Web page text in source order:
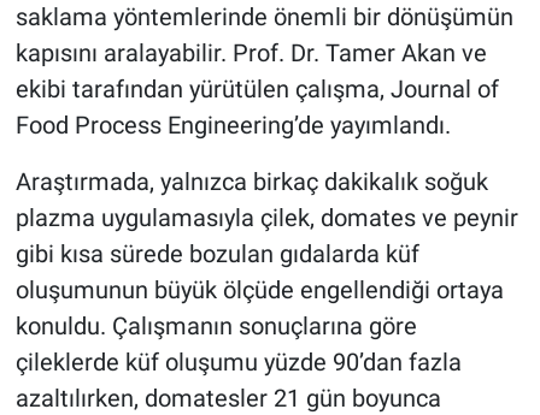
saklama yöntemlerinde önemli bir dönüşümün
kapısını aralayabilir. Prof. Dr. Tamer Akan ve
ekibi tarafından yürütülen çalışma, Journal of
Food Process Engineering’de yayımlandı.
Araştırmada, yalnızca birkaç dakikalık soğuk
plazma uygulamasıyla çilek, domates ve peynir
gibi kısa sürede bozulan gıdalarda küf
oluşumunun büyük ölçüde engellendiği ortaya
konuldu. Çalışmanın sonuçlarına göre
çileklerde küf oluşumu yüzde 90’dan fazla
azaltılırken, domatesler 21 gün boyunca